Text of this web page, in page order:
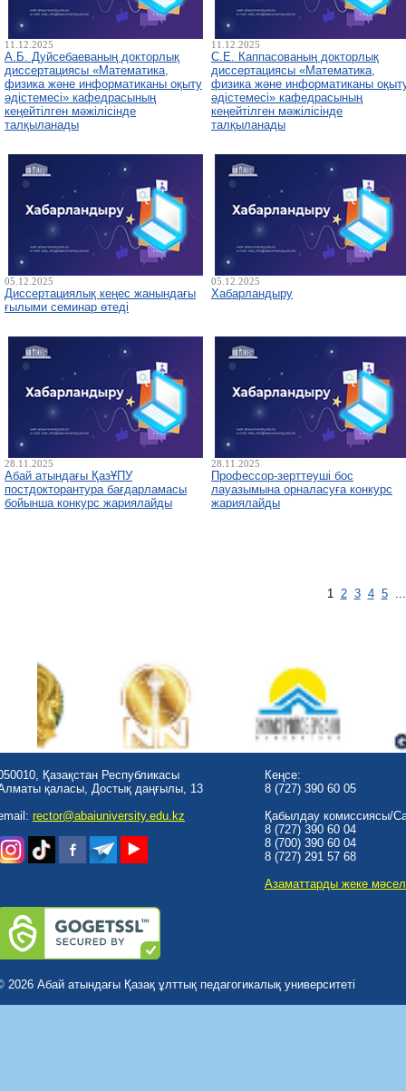
11.12.2025
А.Б. Дуйсебаеваның докторлық
диссертациясы «Математика,
физика және информатиканы оқыту
әдістемесі» кафедрасының
кеңейтілген мәжілісінде
талқыланады
11.12.2025
С.Е. Каппасованың докторлық
диссертациясы «Математика,
физика және информатиканы
әдістемесі» кафедрасының
кеңейтілген мәжілісінде
талқыланады
05.12.2025
Диссертациялық кеңес жанындағы
ғылыми семинар өтеді
05.12.2025
Хабарландыру
28.11.2025
Абай атындағы ҚазҰПУ
постдокторантура бағдарламасы
бойынша конкурс жариялайды
28.11.2025
Профессор-зерттеуші бос
лауазымына орналасуға конкурс
жариялайды
1 2 3 4 5
Қазақстан Республикасы
қаласы, Достық даңғылы, 13
rector@abaiuniversity.edu.kz
Кеңсе:
8 (727) 390 60 05
Қабылдау комиссиясы/
8 (727) 390 60 04
8 (700) 390 60 04
8 (727) 291 57 68
Азаматтарды жеке
2026 Абай атындағы Қазақ ұлттық педагогикалық университеті